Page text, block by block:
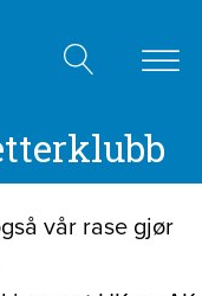
vår rase gjør